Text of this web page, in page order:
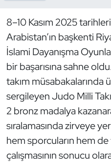
8–10 Kasım 2025
Arabistan’ın başkenti
İslami Dayanışma
bir başarısına sahne
takım
sergileyen Judo Milli
2 bronz madalya
sıralamasında zirveye
hem sporcuların hem
çalışmasının sonucu
Dövüş Sanatı
E-Spor
Eskrim
Futbol
Genel